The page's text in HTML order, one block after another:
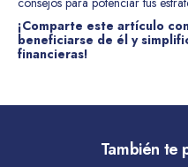
¡Comparte este artículo
beneficiarse de él y
financieras!
También te